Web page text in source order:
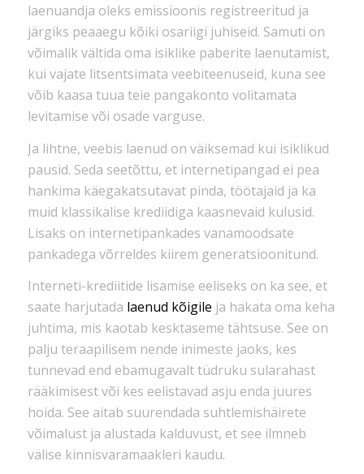
laenuandja oleks emissioonis registreeritud ja
järgiks peaaegu kõiki osariigi juhiseid. Samuti on
võimalik vältida oma isiklike paberite laenutamist,
kui vajate litsentsimata veebiteenuseid, kuna see
võib kaasa tuua teie pangakonto volitamata
levitamise või osade varguse.
Ja lihtne, veebis laenud on väiksemad kui isiklikud
pausid. Seda seetõttu, et internetipangad ei pea
hankima käegakatsutavat pinda, töötajaid ja ka
muid klassikalise krediidiga kaasnevaid kulusid.
Lisaks on internetipankades vanamoodsate
pankadega võrreldes kiirem generatsioonitund.
Interneti-krediitide lisamise eeliseks on ka see, et
saate harjutada laenud kõigile ja hakata oma keha
juhtima, mis kaotab kesktaseme tähtsuse. See on
palju teraapilisem nende inimeste jaoks, kes
tunnevad end ebamugavalt tüdruku sularahast
rääkimisest või kes eelistavad asju enda juures
hoida. See aitab suurendada suhtlemishäirete
võimalust ja alustada kalduvust, et see ilmneb
välise kinnisvaramaakleri kaudu.